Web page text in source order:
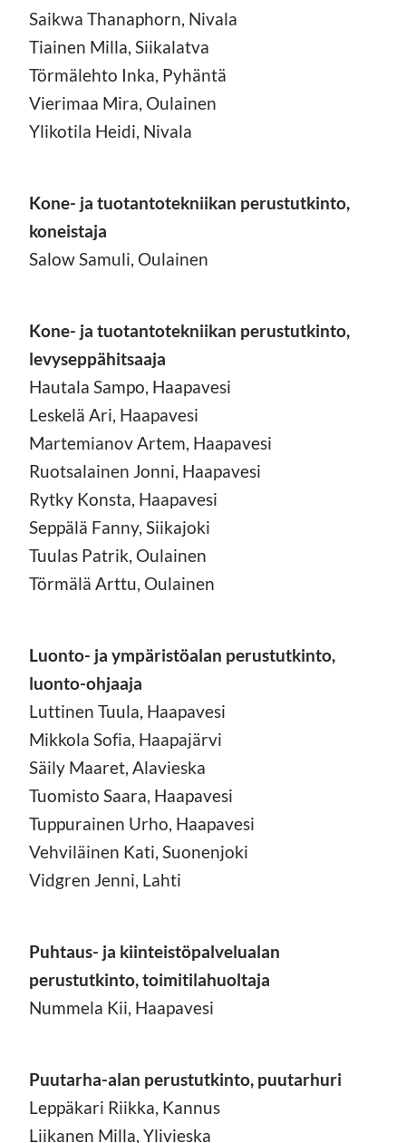
Saikwa Thanaphorn, Nivala
Tiainen Milla, Siikalatva
Törmälehto Inka, Pyhäntä
Vierimaa Mira, Oulainen
Ylikotila Heidi, Nivala
Kone- ja tuotantotekniikan perustutkinto,
koneistaja
Salow Samuli, Oulainen
Kone- ja tuotantotekniikan perustutkinto,
levyseppähitsaaja
Hautala Sampo, Haapavesi
Leskelä Ari, Haapavesi
Martemianov Artem, Haapavesi
Ruotsalainen Jonni, Haapavesi
Rytky Konsta, Haapavesi
Seppälä Fanny, Siikajoki
Tuulas Patrik, Oulainen
Törmälä Arttu, Oulainen
Luonto- ja ympäristöalan perustutkinto,
luonto-ohjaaja
Luttinen Tuula, Haapavesi
Mikkola Sofia, Haapajärvi
Säily Maaret, Alavieska
Tuomisto Saara, Haapavesi
Tuppurainen Urho, Haapavesi
Vehviläinen Kati, Suonenjoki
Vidgren Jenni, Lahti
Puhtaus- ja kiinteistöpalvelualan
perustutkinto, toimitilahuoltaja
Nummela Kii, Haapavesi
Puutarha-alan perustutkinto, puutarhuri
Leppäkari Riikka, Kannus
Liikanen Milla, Ylivieska